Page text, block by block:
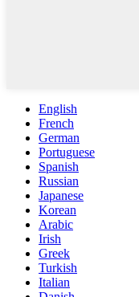
English
French
German
Portuguese
Spanish
Russian
Japanese
Korean
Arabic
Irish
Greek
Turkish
Italian